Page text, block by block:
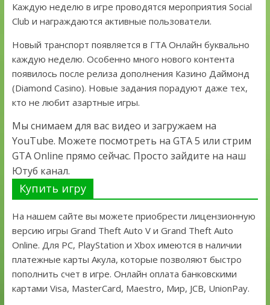
Каждую неделю в игре проводятся мероприятия Social
Club и награждаются активные пользователи.
Новый транспорт появляется в ГТА Онлайн буквально
каждую неделю. Особенно много нового контента
появилось после релиза дополнения Казино Даймонд
(Diamond Casino). Новые задания порадуют даже тех,
кто не любит азартные игры.
Мы снимаем для вас видео и загружаем на
YouTube. Можете посмотреть на GTA 5 или стрим
GTA Online прямо сейчас. Просто зайдите на наш
Ютуб канал.
Купить игру
На нашем сайте вы можете приобрести лицензионную
версию игры Grand Theft Auto V и Grand Theft Auto
Online. Для PC, PlayStation и Xbox имеются в наличии
платежные карты Акула, которые позволяют быстро
пополнить счет в игре. Онлайн оплата банковскими
картами Visa, MasterCard, Maestro, Мир, JCB, UnionPay.